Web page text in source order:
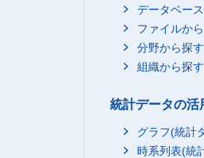
データベー
ファイルか
分野から探す
組織から探す
統計データの活
グラフ(統計
時系列表(統